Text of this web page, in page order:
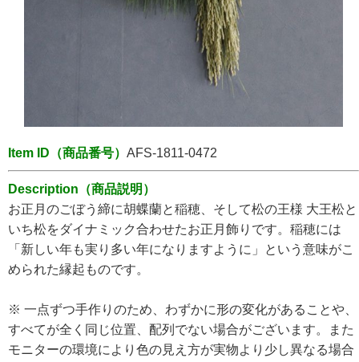
Item ID（商品番号） AFS-1811-0472
Description（商品説明）
お正月のごぼう締に胡蝶蘭と稲穂、そして松の王様 大王松と
いち松をダイナミック合わせたお正月飾りです。稲穂には
「新しい年も実り多い年になりますように」という意味がこ
められた縁起ものです。
※ 一点ずつ手作りのため、わずかに形の変化があることや、
すべてが全く同じ位置、配列でない場合がございます。また
モニターの環境により色の見え方が実物より少し異なる場合